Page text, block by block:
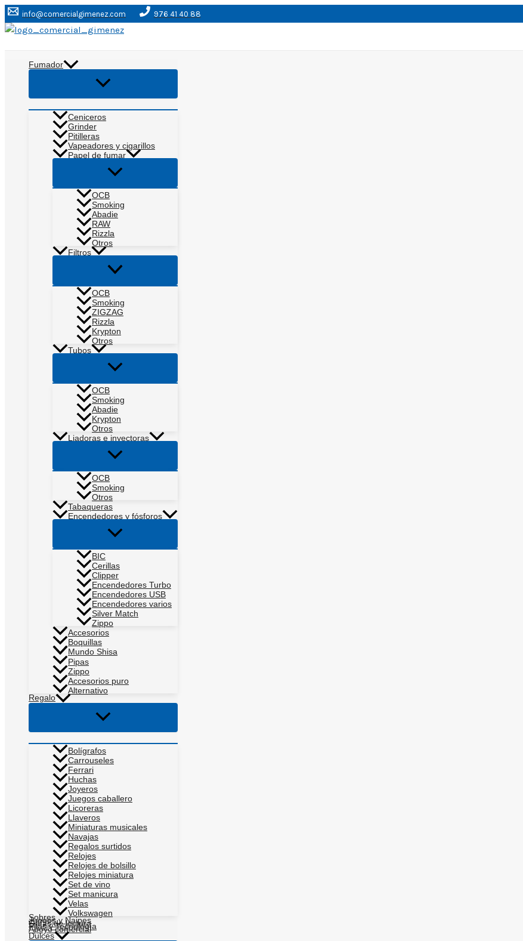
Ir
al
info@comercialgimenez.com 976 41 40 88
Fumador
Alternar
Ceniceros
Grinder
Pitilleras
Vapeadores y cigarillos
Papel de fumar
Alternar
OCB
Smoking
Abadie
RAW
Rizzla
Otros
Filtros
Alternar
OCB
Smoking
ZIGZAG
Rizzla
Krypton
Otros
Tubos
Alternar
OCB
Smoking
Abadie
Krypton
Otros
Liadoras e inyectoras
Alternar
OCB
Smoking
Otros
Tabaqueras
Encendedores y fósforos
Alternar
BIC
Cerillas
Clipper
Encendedores Turbo
Encendedores USB
Encendedores varios
Silver Match
Zippo
Accesorios
Boquillas
Mundo Shisa
Pipas
Zippo
Accesorios puro
Alternativo
Regalo
Alternar
Bolígrafos
Carrouseles
Ferrari
Huchas
Joyeros
Juegos caballero
Licoreras
Llaveros
Miniaturas musicales
Navajas
Regalos surtidos
Relojes
Relojes de bolsillo
Relojes miniatura
Set de vino
Set manicura
Velas
Volkswagen
Sobres
Juegos y Naipes
Gafas de lectura
Pilas y Tecnología
Apoyo comercial
Dulces